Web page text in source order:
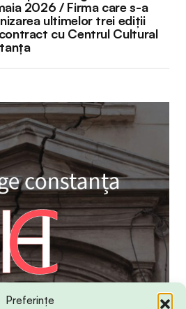
Preferințe
2026 / Firma care s-a
ultimelor trei ediții
cu Centrul Cultural